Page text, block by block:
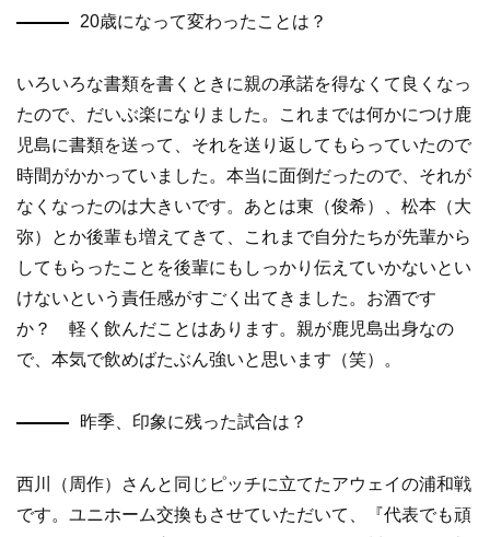
20歳になって変わったことは？
いろいろな書類を書くときに親の承諾を得なくて良くなっ
たので、だいぶ楽になりました。これまでは何かにつけ鹿
児島に書類を送って、それを送り返してもらっていたので
時間がかかっていました。本当に面倒だったので、それが
なくなったのは大きいです。あとは東（俊希）、松本（大
弥）とか後輩も増えてきて、これまで自分たちが先輩から
してもらったことを後輩にもしっかり伝えていかないとい
けないという責任感がすごく出てきました。お酒です
か？ 軽く飲んだことはあります。親が鹿児島出身なの
で、本気で飲めばたぶん強いと思います（笑）。
昨季、印象に残った試合は？
西川（周作）さんと同じピッチに立てたアウェイの浦和戦
です。ユニホーム交換もさせていただいて、『代表でも頑